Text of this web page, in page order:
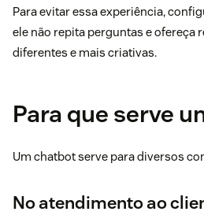
Para evitar essa experiência,
ele não repita perguntas e ofereça
diferentes e mais criativas.
Para que serve
Um chatbot serve para diversos
No atendimento ao